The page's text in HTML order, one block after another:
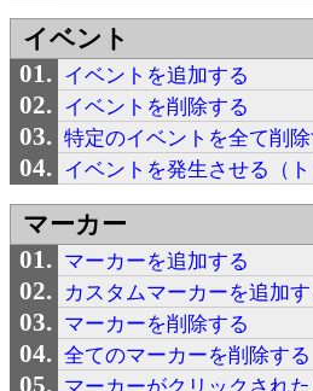
イベント
イベントを追加する
イベントを削除する
特定のイベントを全て削
イベントを発生させる（ト
マーカー
マーカーを追加する
カスタムマーカーを追加す
マーカーを削除する
全てのマーカーを削除する
マーカーがクリックされ